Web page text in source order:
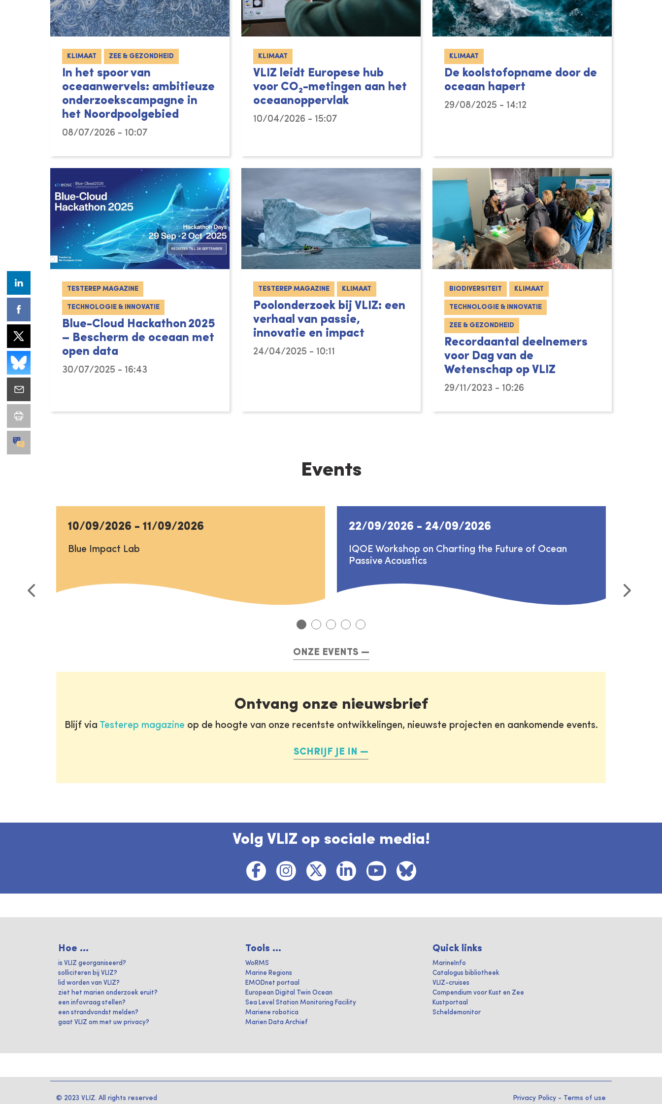
KLIMAAT ZEE & GEZONDHEID
In het spoor van
oceaanwervels: ambitieuze
onderzoekscampagne in
het Noordpoolgebied
08/07/2026 - 10:07
KLIMAAT
VLIZ leidt Europese hub
voor CO₂-metingen aan het
oceaanoppervlak
10/04/2026 - 15:07
KLIMAAT
De koolstofopname door de
oceaan hapert
29/08/2025 - 14:12
TESTEREP MAGAZINE
TECHNOLOGIE & INNOVATIE
Blue-Cloud Hackathon 2025
– Bescherm de oceaan met
open data
30/07/2025 - 16:43
TESTEREP MAGAZINE KLIMAAT
Poolonderzoek bij VLIZ: een
verhaal van passie,
innovatie en impact
24/04/2025 - 10:11
BIODIVERSITEIT KLIMAAT
TECHNOLOGIE & INNOVATIE
ZEE & GEZONDHEID
Recordaantal deelnemers
voor Dag van de
Wetenschap op VLIZ
29/11/2023 - 10:26
Events
10/09/2026 - 11/09/2026
Blue Impact Lab
22/09/2026 - 24/09/2026
IQOE Workshop on Charting the Future of Ocean
Passive Acoustics
ONZE EVENTS
Ontvang onze nieuwsbrief
Blijf via Testerep magazine op de hoogte van onze recentste ontwikkelingen, nieuwste projecten en aankomende events.
SCHRIJF JE IN
Volg VLIZ op sociale media!
Hoe ...
is VLIZ georganiseerd?
solliciteren bij VLIZ?
lid worden van VLIZ?
ziet het marien onderzoek eruit?
een infovraag stellen?
een strandvondst melden?
gaat VLIZ om met uw privacy?
Tools ...
WoRMS
Marine Regions
EMODnet portaal
European Digital Twin Ocean
Sea Level Station Monitoring Facility
Mariene robotica
Marien Data Archief
Quick links
MarineInfo
Catalogus bibliotheek
VLIZ-cruises
Compendium voor Kust en Zee
Kustportaal
Scheldemonitor
© 2023 VLIZ. All rights reserved Privacy Policy - Terms of use